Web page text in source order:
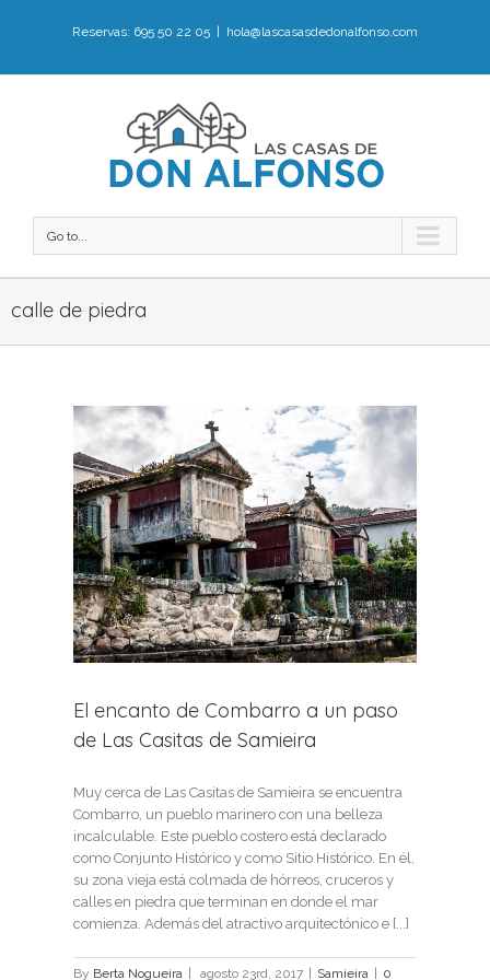
Reservas: 695 50 22 05 hola@lascasasdedonalfonso.com
Go to...
calle de piedra
El encanto de Combarro a un paso
de Las Casitas de Samieira
Muy cerca de Las Casitas de Samieira se encuentra
Combarro, un pueblo marinero con una belleza
incalculable. Este pueblo costero está declarado
como Conjunto Histórico y como Sitio Histórico. En él,
su zona vieja está colmada de hórreos, cruceros y
calles en piedra que terminan en donde el mar
comienza. Además del atractivo arquitectónico e [...]
By Berta Nogueira agosto 23rd, 2017 Samieira 0